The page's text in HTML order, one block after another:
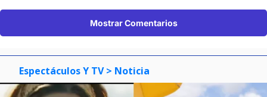
Mostrar Comentarios
Espectáculos Y TV > Noticia